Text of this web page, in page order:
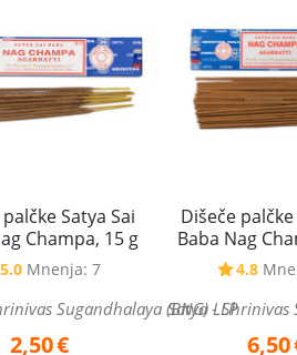
Satya Sai
Champa, 15 g
5.0 Mnenja: 7
Sugandhalaya (BNG) LLP
2,50€
Dišeče palčke
Baba Nag
4.8
Satya - Shrinivas
6,50